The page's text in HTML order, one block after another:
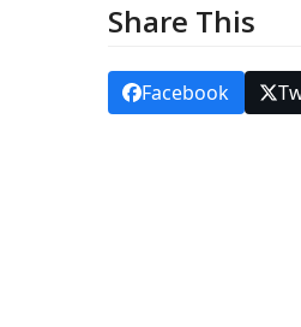
Share This
Facebook